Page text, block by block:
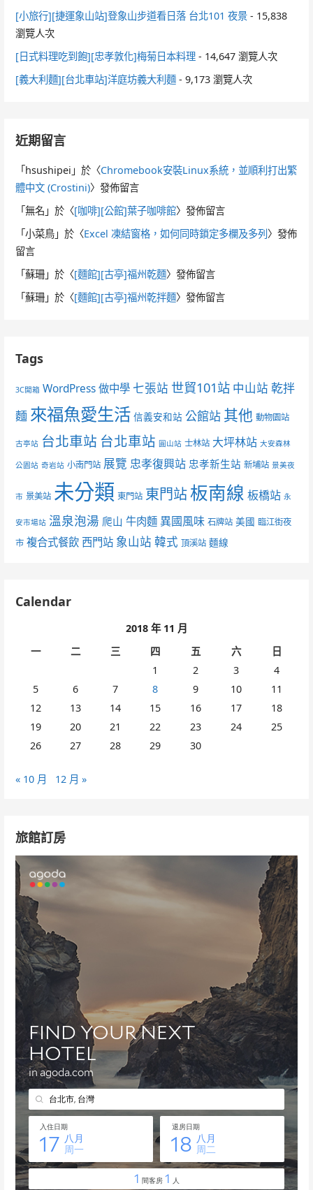
[小旅行][捷運象山站]登象山步道看日落 台北101 夜景 - 15,838
瀏覽人次
[日式料理吃到飽][忠孝敦化]梅菊日本料理 - 14,647 瀏覽人次
[義大利麵][台北車站]洋庭坊義大利麵 - 9,173 瀏覽人次
近期留言
「hsushipei 」於〈Chromebook安裝Linux系統，並順利打出繁
體中文 (Crostini)〉發佈留言
「無名 」於〈[咖啡][公館]葉子咖啡館〉發佈留言
「小菜鳥 」於〈Excel 凍結窗格，如何同時鎖定多欄及多列〉發佈
留言
「蘇珊 」於〈[麵館][古亭]福州乾麵〉發佈留言
「蘇珊 」於〈[麵館][古亭]福州乾拌麵〉發佈留言
Tags
3C開箱 WordPress 做中學 七張站 世貿101站 中山站 乾拌
麵 來福魚愛生活 信義安和站 公館站 其他 動物園站
古亭站 台北車站 台北車站 圓山站 士林站 大坪林站 大安森林
公園站 奇岩站 小南門站 展覽 忠孝復興站 忠孝新生站 新埔站 景美夜
市 景美站 未分類 東門站 東門站板南線 板橋站 永
安市場站 溫泉泡湯 爬山 牛肉麵 異國風味 石牌站 美國 臨江街夜
市 複合式餐飲 西門站 象山站 韓式 頂溪站 麵線
Calendar
2018 年 11 月
一
二 三 四 五 六
日
1
2 3
4
5
6 7 8 9 10
11
12
13 14 15 16 17
18
19
20 21 22 23 24
25
26
27 28 29 30
« 10 月 12 月 »
旅館訂房